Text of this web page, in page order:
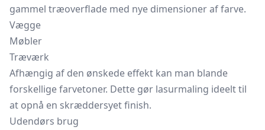
gammel træoverflade med nye dimensioner af farve.
Vægge
Møbler
Træværk
Afhængig af den ønskede effekt kan man blande
forskellige farvetoner. Dette gør lasurmaling ideelt til
at opnå en skræddersyet finish.
Udendørs brug